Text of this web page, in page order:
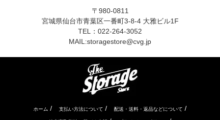
〒980-0811
宮城県仙台市青葉区一番町3-8-4 大雅ビル1F
TEL：022-264-3052
MAIL:storagestore@cvg.jp
ホーム / 支払い方法について / 配送・送料・返品などについて /